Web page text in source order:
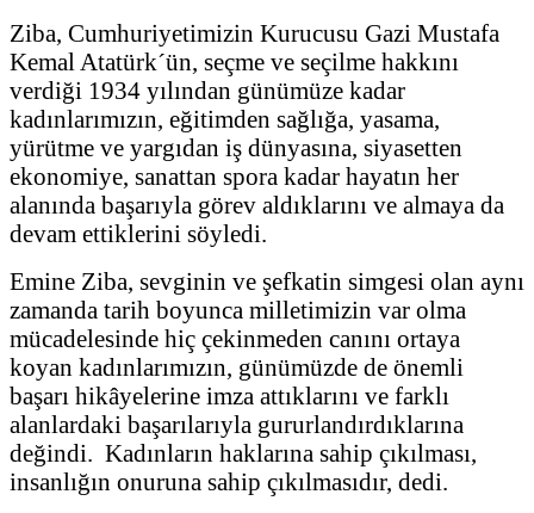
Ziba, Cumhuriyetimizin Kurucusu Gazi Mustafa
Kemal Atatürk´ün, seçme ve seçilme hakkını
verdiği 1934 yılından günümüze kadar
kadınlarımızın, eğitimden sağlığa, yasama,
yürütme ve yargıdan iş dünyasına, siyasetten
ekonomiye, sanattan spora kadar hayatın her
alanında başarıyla görev aldıklarını ve almaya da
devam ettiklerini söyledi.
Emine Ziba, sevginin ve şefkatin simgesi olan aynı
zamanda tarih boyunca milletimizin var olma
mücadelesinde hiç çekinmeden canını ortaya
koyan kadınlarımızın, günümüzde de önemli
başarı hikâyelerine imza attıklarını ve farklı
alanlardaki başarılarıyla gururlandırdıklarına
değindi. Kadınların haklarına sahip çıkılması,
insanlığın onuruna sahip çıkılmasıdır, dedi.